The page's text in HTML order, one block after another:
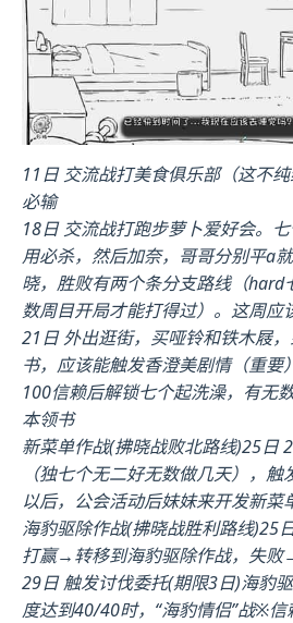
11日 交流战打美食俱乐部（这不
必输
18日 交流战打跑步萝卜爱好会。
用必杀，然后加奈，哥哥分别平a
晓，胜败有两个条分支路线（hard
数周目开局才能打得过）。这周应
21日 外出逛街，买哑铃和铁木屐
书，应该能触发香澄美剧情（重要
100信赖后解锁七个起洗澡，有无
本领书
新菜单作战(拂晓战败北路线)25日
（独七个无二好无数做几天），触
以后，公会活动后妹妹来开发新菜
海豹驱除作战(拂晓战胜利路线)25
打赢→转移到海豹驱除作战，失
29日 触发讨伐委托(期限3日)海豹
度达到40/40时，“海豹情侣”战※